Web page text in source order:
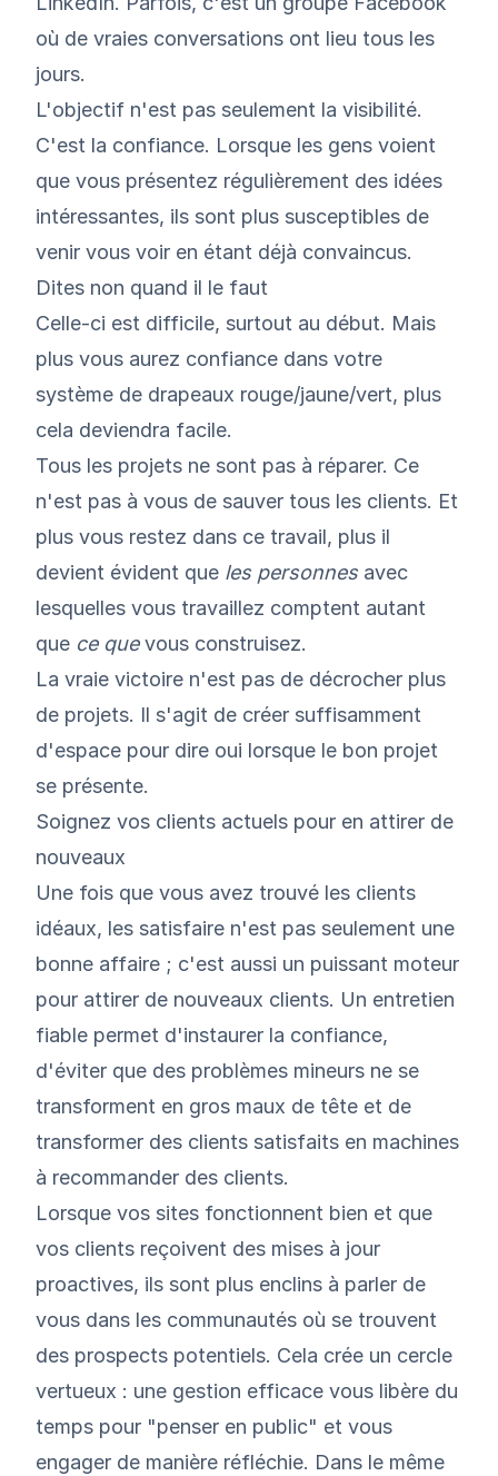
où de vraies conversations ont lieu tous les
jours.
L'objectif n'est pas seulement la visibilité.
C'est la confiance. Lorsque les gens voient
que vous présentez régulièrement des idées
intéressantes, ils sont plus susceptibles de
venir vous voir en étant déjà convaincus.
Dites non quand il le faut
Celle-ci est difficile, surtout au début. Mais
plus vous aurez confiance dans votre
système de drapeaux rouge/jaune/vert, plus
cela deviendra facile.
Tous les projets ne sont pas à réparer. Ce
n'est pas à vous de sauver tous les clients. Et
plus vous restez dans ce travail, plus il
devient évident que les personnes avec
lesquelles vous travaillez comptent autant
que ce quevous construisez.
La vraie victoire n'est pas de décrocher plus
de projets. Il s'agit de créer suffisamment
d'espace pour dire oui lorsque le bon projet
se présente.
Soignez vos clients actuels pour en attirer de
nouveaux
Une fois que vous avez trouvé les clients
idéaux, les satisfaire n'est pas seulement une
bonne affaire ; c'est aussi un puissant moteur
pour attirer de nouveaux clients. Un entretien
fiable permet d'instaurer la confiance,
d'éviter que des problèmes mineurs ne se
transforment en gros maux de tête et de
transformer des clients satisfaits en machines
à recommander des clients.
Lorsque vos sites fonctionnent bien et que
vos clients reçoivent des mises à jour
proactives, ils sont plus enclins à parler de
vous dans les communautés où se trouvent
des prospects potentiels. Cela crée un cercle
vertueux : une gestion efficace vous libère du
temps pour "penser en public" et vous
engager de manière réfléchie. Dans le même